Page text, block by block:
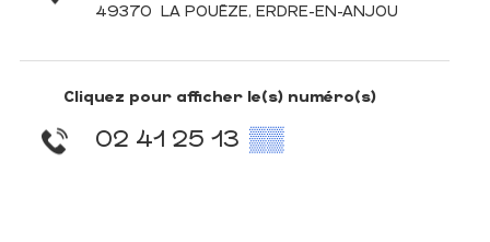
49370 LA POUËZE, ERDRE-EN-ANJOU
Cliquez pour afficher le(s) numéro(s)
02 41 25 13 ▒▒